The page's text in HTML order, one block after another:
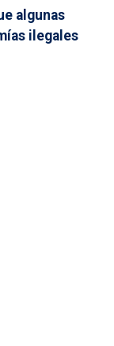
algunas
ilegales